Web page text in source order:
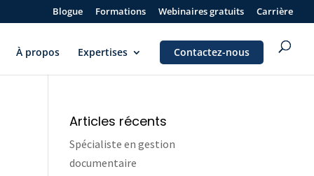
Blogue Formations Webinaires gratuits Carrière
À propos Expertises Contactez-nous
Articles récents
Spécialiste en gestion
documentaire